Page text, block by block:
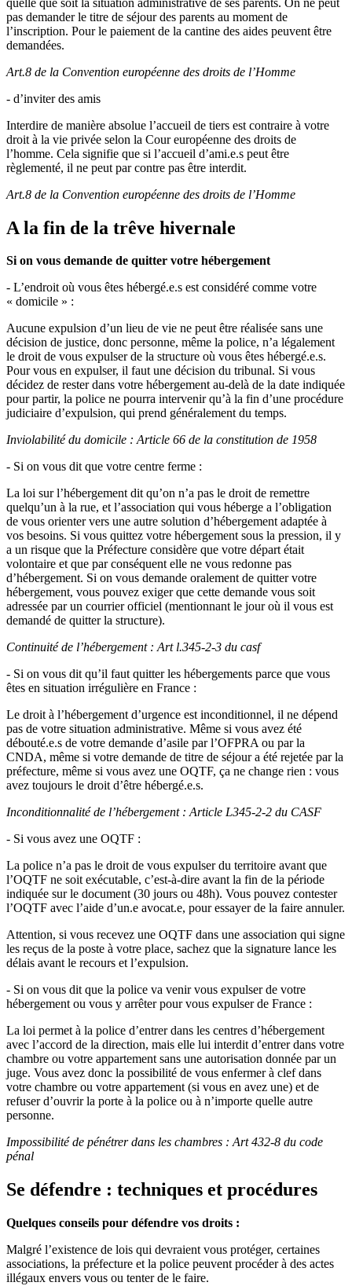
pas demander le titre de séjour des parents au moment de
l’inscription. Pour le paiement de la cantine des aides peuvent être
demandées.
Art.8 de la Convention européenne des droits de l’Homme
- d’inviter des amis
Interdire de manière absolue l’accueil de tiers est contraire à votre
droit à la vie privée selon la Cour européenne des droits de
l’homme. Cela signifie que si l’accueil d’ami.e.s peut être
règlementé, il ne peut par contre pas être interdit.
Art.8 de la Convention européenne des droits de l’Homme
A la fin de la trêve hivernale
Si on vous demande de quitter votre hébergement
- L’endroit où vous êtes hébergé.e.s est considéré comme votre
« domicile » :
Aucune expulsion d’un lieu de vie ne peut être réalisée sans une
décision de justice, donc personne, même la police, n’a légalement
le droit de vous expulser de la structure où vous êtes hébergé.e.s.
Pour vous en expulser, il faut une décision du tribunal. Si vous
décidez de rester dans votre hébergement au-delà de la date indiquée
pour partir, la police ne pourra intervenir qu’à la fin d’une procédure
judiciaire d’expulsion, qui prend généralement du temps.
Inviolabilité du domicile : Article 66 de la constitution de 1958
- Si on vous dit que votre centre ferme :
La loi sur l’hébergement dit qu’on n’a pas le droit de remettre
quelqu’un à la rue, et l’association qui vous héberge a l’obligation
de vous orienter vers une autre solution d’hébergement adaptée à
vos besoins. Si vous quittez votre hébergement sous la pression, il y
a un risque que la Préfecture considère que votre départ était
volontaire et que par conséquent elle ne vous redonne pas
d’hébergement. Si on vous demande oralement de quitter votre
hébergement, vous pouvez exiger que cette demande vous soit
adressée par un courrier officiel (mentionnant le jour où il vous est
demandé de quitter la structure).
Continuité de l’hébergement : Art l.345-2-3 du casf
- Si on vous dit qu’il faut quitter les hébergements parce que vous
êtes en situation irrégulière en France :
Le droit à l’hébergement d’urgence est inconditionnel, il ne dépend
pas de votre situation administrative. Même si vous avez été
débouté.e.s de votre demande d’asile par l’OFPRA ou par la
CNDA, même si votre demande de titre de séjour a été rejetée par la
préfecture, même si vous avez une OQTF, ça ne change rien : vous
avez toujours le droit d’être hébergé.e.s.
Inconditionnalité de l’hébergement : Article L345-2-2 du CASF
- Si vous avez une OQTF :
La police n’a pas le droit de vous expulser du territoire avant que
l’OQTF ne soit exécutable, c’est-à-dire avant la fin de la période
indiquée sur le document (30 jours ou 48h). Vous pouvez contester
l’OQTF avec l’aide d’un.e avocat.e, pour essayer de la faire annuler.
Attention, si vous recevez une OQTF dans une association qui signe
les reçus de la poste à votre place, sachez que la signature lance les
délais avant le recours et l’expulsion.
- Si on vous dit que la police va venir vous expulser de votre
hébergement ou vous y arrêter pour vous expulser de France :
La loi permet à la police d’entrer dans les centres d’hébergement
avec l’accord de la direction, mais elle lui interdit d’entrer dans votre
chambre ou votre appartement sans une autorisation donnée par un
juge. Vous avez donc la possibilité de vous enfermer à clef dans
votre chambre ou votre appartement (si vous en avez une) et de
refuser d’ouvrir la porte à la police ou à n’importe quelle autre
personne.
Impossibilité de pénétrer dans les chambres : Art 432-8 du code
pénal
Se défendre : techniques et procédures
Quelques conseils pour défendre vos droits :
Malgré l’existence de lois qui devraient vous protéger, certaines
associations, la préfecture et la police peuvent procéder à des actes
illégaux envers vous ou tenter de le faire.